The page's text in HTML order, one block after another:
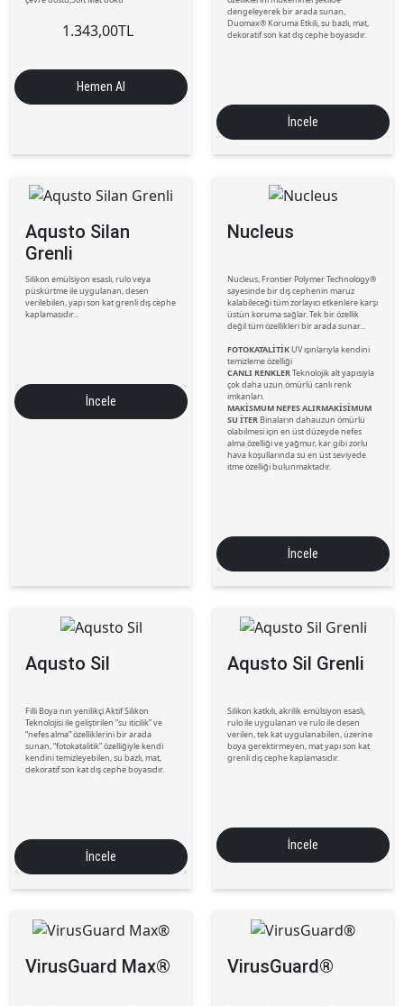
1.343,00TL
Hemen Al
dengeleyerek bir arada sunan,
Duomax® Koruma Etkili, su bazlı, mat,
dekoratif son kat dış cephe boyasıdır.
İncele
Aqusto Silan
Grenli
Silikon emülsiyon esaslı, rulo veya
püskürtme ile uygulanan, desen
verilebilen, yapı son kat grenli dış cephe
kaplamasıdır...
İncele
Nucleus
Nucleus, Frontier Polymer Technology®
sayesinde bir dış cephenin maruz
kalabileceği tüm zorlayıcı etkenlere karşı
üstün koruma sağlar. Tek bir özellik
değil tüm özellikleri bir arada sunar...
FOTOKATALİTİKUV ışınlarıyla kendini
temizleme özelliği
CANLI RENKLERTeknolojik alt yapısıyla
çok daha uzun ömürlü canlı renk
imkanları.
MAKİSMUM NEFES ALIRMAKİSİMUM
SU İTER Binaların dahauzun ömürlü
olabilmesi için en üst düzeyde nefes
alma özelliği ve yağmur, kar gibi zorlu
hava koşullarında su en üst seviyede
itme özelliği bulunmaktadır.
İncele
Aqusto Sil
Filli Boya nın yenilikçi Aktif Silikon
Teknolojisi ile geliştirilen “su iticilik” ve
“nefes alma” özelliklerini bir arada
sunan, “fotokatalitik” özelliğiyle kendi
kendini temizleyebilen, su bazlı, mat,
dekoratif son kat dış cephe boyasıdır.
İncele
Aqusto Sil Grenli
Silikon katkılı, akrilik emülsiyon esaslı,
rulo ile uygulanan ve rulo ile desen
verilen, tek kat uygulanabilen, üzerine
boya gerektirmeyen, mat yapı son kat
grenli dış cephe kaplamasıdır.
İncele
VirusGuard Max® VirusGuard®